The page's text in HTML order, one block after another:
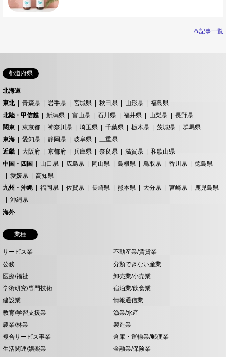
☕記事一覧
都道府県
北海道
東北
青森県 岩手県 宮城県 秋田県 山形県
福島県
北陸・甲信越
新潟県 富山県 石川県 福井県 山梨県
長野県
関東
東京都 神奈川県 埼玉県 千葉県 栃木県 茨城県
群馬県
東海
愛知県 静岡県 岐阜県
三重県
近畿
大阪府 京都府 兵庫県 奈良県 滋賀県
和歌山県
中国・四国
山口県 広島県 岡山県 島根県 鳥取県 香川県
徳島県
愛媛県
高知県
九州・沖縄
福岡県 佐賀県 長崎県 熊本県 大分県 宮崎県
鹿児島県
沖縄県
海外
業種
サービス業
不動産業/賃貸業
公務
分類できない産業
医療/福祉
卸売業/小売業
学術研究/専門技術
宿泊業/飲食業
建設業
情報通信業
教育/学習支援業
漁業/水産
農業/林業
製造業
複合サービス事業
倉庫・運輸業/郵便業
生活関連/娯楽業
金融業/保険業